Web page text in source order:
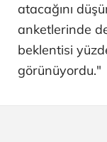
atacağını
anketlerinde
beklentisi
görünüyordu."